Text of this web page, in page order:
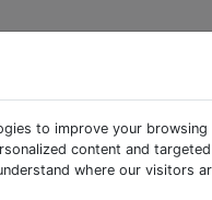
to improve your browsing
content and targeted
where our visitors